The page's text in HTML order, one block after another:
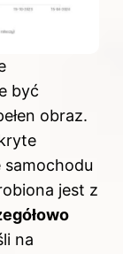
być
obraz.
samochodu
jest z
na